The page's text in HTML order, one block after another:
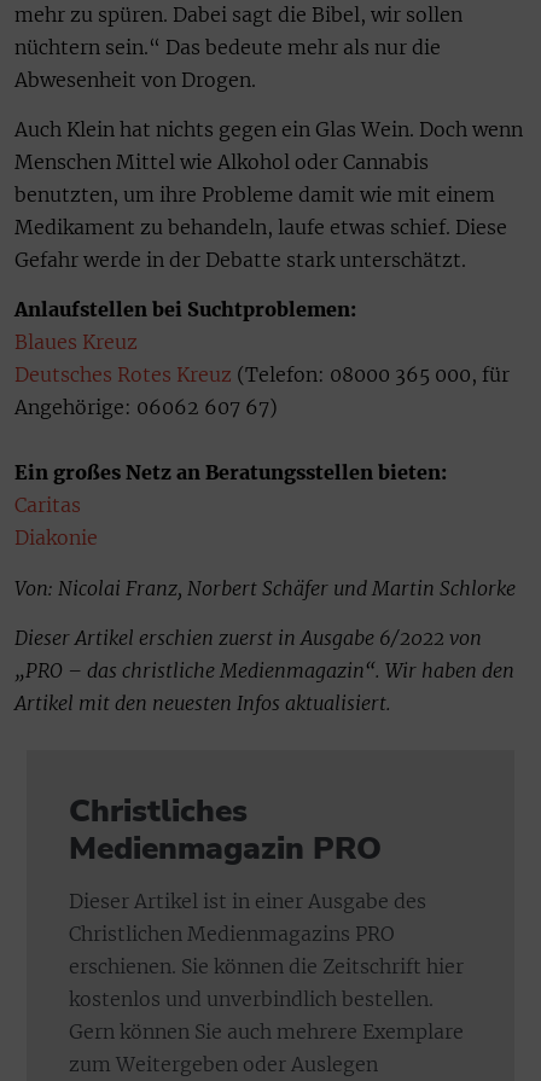
mehr zu spüren. Dabei sagt die Bibel, wir sollen
nüchtern sein.“ Das bedeute mehr als nur die
Abwesenheit von Drogen.
Auch Klein hat nichts gegen ein Glas Wein. Doch wenn
Menschen Mittel wie Alkohol oder Cannabis
benutzten, um ihre Probleme damit wie mit einem
Medikament zu behandeln, laufe etwas schief. Diese
Gefahr werde in der Debatte stark unterschätzt.
Anlaufstellen bei Suchtproblemen:
Blaues Kreuz
Deutsches Rotes Kreuz (Telefon: 08000 365 000, für
Angehörige: 06062 607 67)
Ein großes Netz an Beratungsstellen bieten:
Caritas
Diakonie
Von: Nicolai Franz, Norbert Schäfer und Martin Schlorke
Dieser Artikel erschien zuerst in Ausgabe 6/2022 von
„PRO – das christliche Medienmagazin“. Wir haben den
Artikel mit den neuesten Infos aktualisiert.
Christliches
Medienmagazin PRO
Dieser Artikel ist in einer Ausgabe des
Christlichen Medienmagazins PRO
erschienen. Sie können die Zeitschrift hier
kostenlos und unverbindlich bestellen.
Gern können Sie auch mehrere Exemplare
zum Weitergeben oder Auslegen